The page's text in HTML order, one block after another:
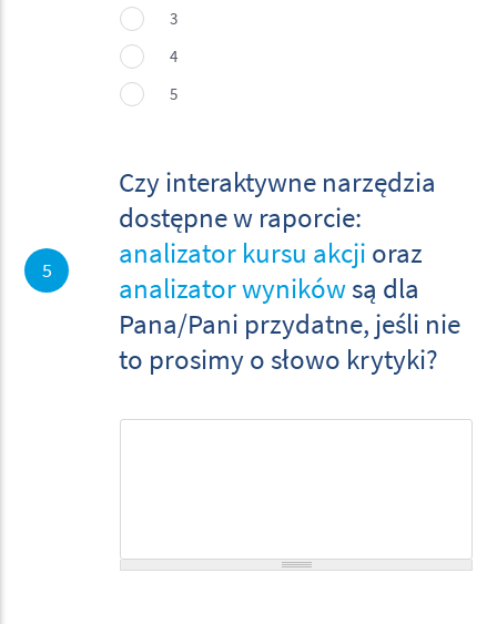
3
4
5
Czy interaktywne narzędzia dostępne w raporcie: analizator kursu akcji oraz
analizator wyników są dla Pana/Pani przydatne, jeśli nie to prosimy o słowo
5
Czy interaktywne narzędzia
dostępne w raporcie:
analizator kursu akcji oraz
analizator wynikówsą dla
Pana/Pani przydatne, jeśli nie
to prosimy o słowo krytyki?